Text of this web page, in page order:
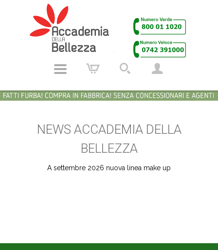
NEWS ACCADEMIA DELLA
BELLEZZA
A settembre 2026 nuova linea make up